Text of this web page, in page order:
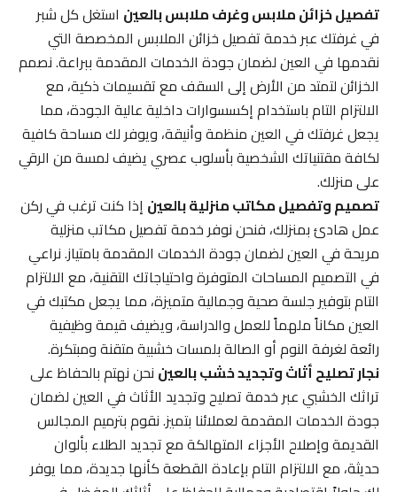
تفصيل خزائن ملابس وغرف ملابس بالعيناستغل كل شبر
في غرفتك عبر خدمة تفصيل خزائن الملابس المخصصة التي
نقدمها في العين لضمان جودة الخدمات المقدمة ببراعة. نصمم
الخزائن لتمتد من الأرض إلى السقف مع تقسيمات ذكية، مع
الالتزام التام باستخدام إكسسوارات داخلية عالية الجودة، مما
يجعل غرفتك في العين منظمة وأنيقة، ويوفر لك مساحة كافية
لكافة مقتنياتك الشخصية بأسلوب عصري يضيف لمسة من الرقي
على منزلك.
تصميم وتفصيل مكاتب منزلية بالعينإذا كنت ترغب في ركن
عمل هادئ بمنزلك، فنحن نوفر خدمة تفصيل مكاتب منزلية
مريحة في العين لضمان جودة الخدمات المقدمة بامتياز. نراعي
في التصميم المساحات المتوفرة واحتياجاتك التقنية، مع الالتزام
التام بتوفير جلسة صحية وجمالية متميزة، مما يجعل مكتبك في
العين مكاناً ملهماً للعمل والدراسة، ويضيف قيمة وظيفية
رائعة لغرفة النوم أو الصالة بلمسات خشبية متقنة ومبتكرة.
نجار تصليح أثاث وتجديد خشب بالعيننحن نهتم بالحفاظ على
تراثك الخشبي عبر خدمة تصليح وتجديد الأثاث في العين لضمان
جودة الخدمات المقدمة لعملائنا بتميز. نقوم بترميم المجالس
القديمة وإصلاح الأجزاء المتهالكة مع تجديد الطلاء بألوان
حديثة، مع الالتزام التام بإعادة القطعة كأنها جديدة، مما يوفر